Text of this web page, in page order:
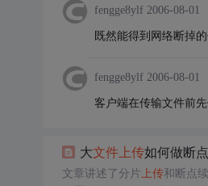
fengge8ylf 2006-08-01
既然能得到网络断掉
fengge8ylf 2006-08-01
客户端在传输文件前
大文件上传如何做断
文章讲述了分片 上传和断点